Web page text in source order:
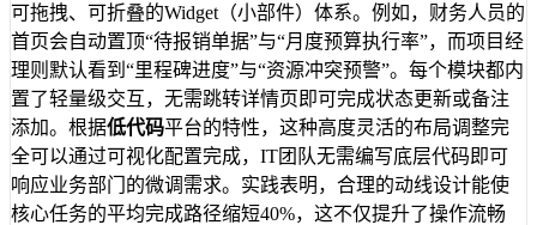
可拖拽、可折叠的Widget（小部件）体系。例如，财务人员的
首页会自动置顶“待报销单据”与“月度预算执行率”，而项目经
理则默认看到“里程碑进度”与“资源冲突预警”。每个模块都内
置了轻量级交互，无需跳转详情页即可完成状态更新或备注
添加。根据低代码平台的特性，这种高度灵活的布局调整完
全可以通过可视化配置完成，IT团队无需编写底层代码即可
响应业务部门的微调需求。实践表明，合理的动线设计能使
核心任务的平均完成路径缩短40%，这不仅提升了操作流畅